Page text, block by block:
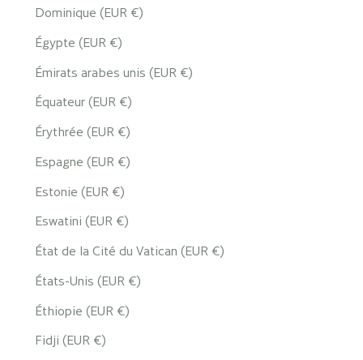
Dominique (EUR €)
Égypte (EUR €)
Émirats arabes unis (EUR €)
Équateur (EUR €)
Érythrée (EUR €)
Espagne (EUR €)
Estonie (EUR €)
Eswatini (EUR €)
État de la Cité du Vatican (EUR €)
États-Unis (EUR €)
Éthiopie (EUR €)
Fidji (EUR €)